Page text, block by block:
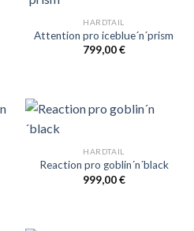
HARDTAIL
Attention pro iceblue´n´prism
799,00€
HARDTAIL
Reaction pro goblin´n´black
999,00€